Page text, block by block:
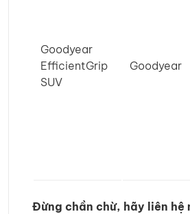
Goodyear
EfficientGrip
SUV
Goodyear
Đừng chần chừ, hãy liên hệ